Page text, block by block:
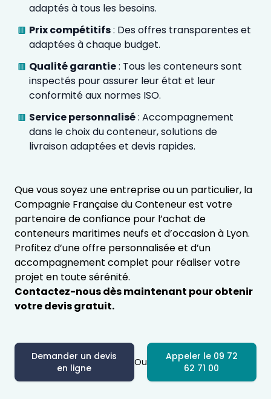
adaptés à tous les besoins.
Prix compétitifs: Des offres transparentes et
adaptées à chaque budget.
Qualité garantie: Tous les conteneurs sont
inspectés pour assurer leur état et leur
conformité aux normes ISO.
Service personnalisé: Accompagnement
dans le choix du conteneur, solutions de
livraison adaptées et devis rapides.
Que vous soyez une entreprise ou un particulier, la
Compagnie Française du Conteneur est votre
partenaire de confiance pour l’achat de
conteneurs maritimes neufs et d’occasion à Lyon.
Profitez d’une offre personnalisée et d’un
accompagnement complet pour réaliser votre
projet en toute sérénité.
Contactez-nous dès maintenant pour obtenir
votre devis gratuit.
Demander un devis
en ligne
Ou
Appeler le 09 72
62 71 00